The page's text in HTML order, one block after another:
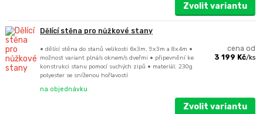
Zvolit variantu
Dělící stěna pro nůžkové stany
• dělící stěna do stanů velikosti 6x3m, 9x3m a 8x4m •
možnost variant plná/s oknem/s dveřmi • připevnění ke
konstrukci stanu pomocí suchých zipů • materiál: 230g
polyester se sníženou hořlavostí
cena od
3 199 Kč/ks
na objednávku
Zvolit variantu